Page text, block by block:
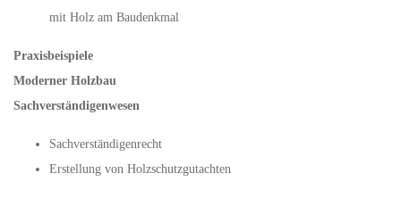
mit Holz am Baudenkmal
Praxisbeispiele
Moderner Holzbau
Sachverständigenwesen
Sachverständigenrecht
Erstellung von Holzschutzgutachten